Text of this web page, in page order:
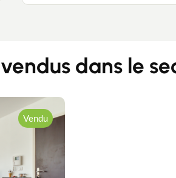
dans le
Vendu